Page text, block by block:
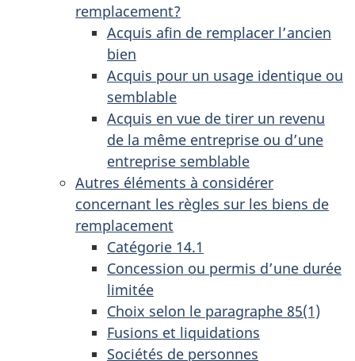
remplacement?
Acquis afin de remplacer l’ancien
bien
Acquis pour un usage identique ou
semblable
Acquis en vue de tirer un revenu
de la même entreprise ou d’une
entreprise semblable
Autres éléments à considérer
concernant les règles sur les biens de
remplacement
Catégorie 14.1
Concession ou permis d’une durée
limitée
Choix selon le paragraphe 85(1)
Fusions et liquidations
Sociétés de personnes